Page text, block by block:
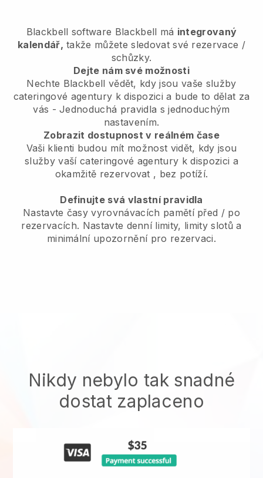
Blackbell software Blackbell má integrovaný
kalendář, takže můžete sledovat své rezervace /
schůzky.
Dejte nám své možnosti
Nechte Blackbell vědět, kdy jsou vaše služby
cateringové agentury k dispozici a bude to dělat za
vás - Jednoduchá pravidla s jednoduchým
nastavením.
Zobrazit dostupnost v reálném čase
Vaši klienti budou mít možnost vidět, kdy jsou
služby vaší cateringové agentury k dispozici a
okamžitě rezervovat , bez potíží.
Definujte svá vlastní pravidla
Nastavte časy vyrovnávacích pamětí před / po
rezervacích. Nastavte denní limity, limity slotů a
minimální upozornění pro rezervaci.
Nikdy nebylo tak snadné
dostat zaplaceno